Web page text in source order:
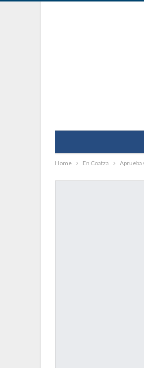
Home En Coatza Aprueba